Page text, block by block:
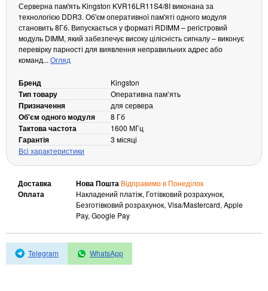
Кабелі, роз'єми, перехідники
Аксесуари для ноутбуків
Акумулятори
Зовнішні блоки живлення
Монітори
Клавіатури, миші, комплекти
Відеоспостереження
IP-камери
Автономне живлення
Автоматичні вимикачі
Інвертори напруги
Акумулятори для ДБЖ
Серверна пам'ять Kingston KVR16LR11S4/8I виконана за
технологією DDR3. Об'єм оперативної пам'яті одного модуля
становить 8Гб. Випускається у форматі RDIMM – регістровий
модуль DIMM, який забезпечує високу цілісність сигналу – виконує
перевірку парності для виявлення неправильних адрес або
команд... Огляд
Бренд Kingston
Тип товару Оперативна памʼять
Призначення для сервера
Об'єм одного модуля 8 Гб
Тактова частота 1600 МГц
Гарантія
3 місяці
Всі характеристики
Доставка Нова Пошта Відправимо в Понеділок
Оплата
Накладений платіж, Готівковий розрахунок,
Безготівковий розрахунок, Visa/Mastercard, Apple
Pay, Google Pay
Telegram WhatsApp